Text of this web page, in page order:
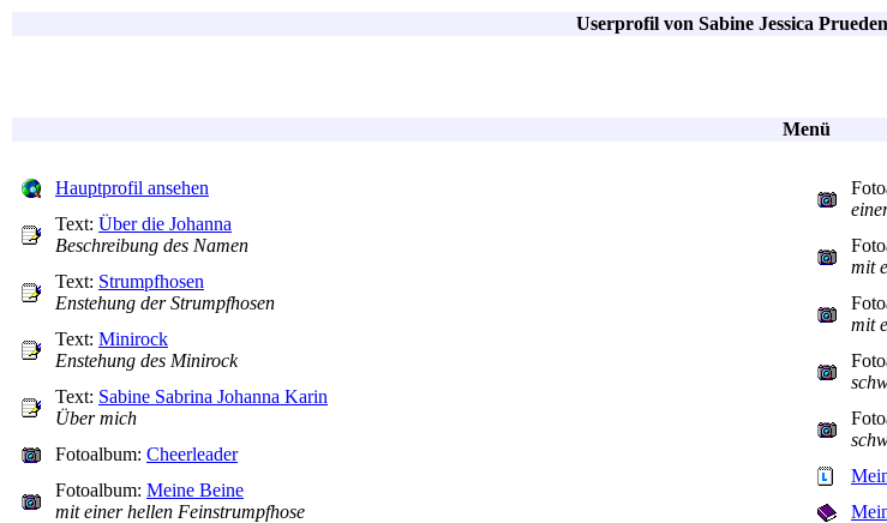
Userprofil von Sabine Jessica
Menü
Hauptprofil ansehen
Text: Über die Johanna
Beschreibung des Namen
Text: Strumpfhosen
Enstehung der Strumpfhosen
Text: Minirock
Enstehung des Minirock
Text: Sabine Sabrina Johanna Karin
Über mich
Fotoalbum: Cheerleader
Fotoalbum: Meine Beine
mit einer hellen Feinstrumpfhose
mit
mit